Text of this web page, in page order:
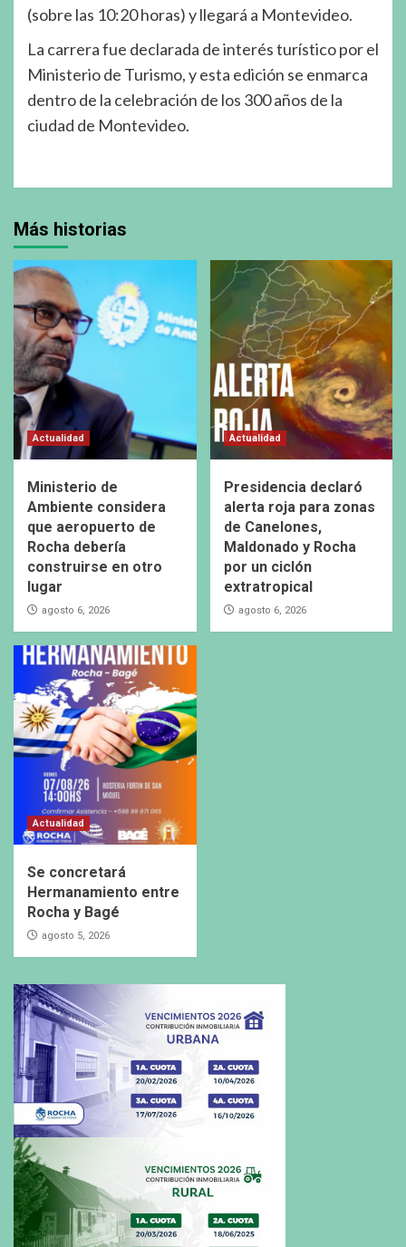
(sobre las 10:20 horas) y llegará a Montevideo.
La carrera fue declarada de interés turístico por el
Ministerio de Turismo, y esta edición se enmarca
dentro de la celebración de los 300 años de la
ciudad de Montevideo.
Más historias
Actualidad
Ministerio de
Ambiente considera
que aeropuerto de
Rocha debería
construirse en otro
lugar
agosto 6, 2026
Actualidad
Presidencia declaró
alerta roja para zonas
de Canelones,
Maldonado y Rocha
por un ciclón
extratropical
agosto 6, 2026
Actualidad
Se concretará
Hermanamiento entre
Rocha y Bagé
agosto 5, 2026